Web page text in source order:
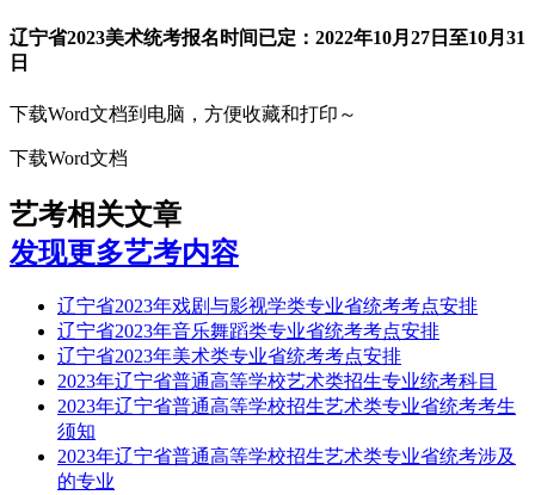
辽宁省2023美术统考报名时间已定：2022年10月27日至10月31
日
下载Word文档到电脑，方便收藏和打印～
下载Word文档
艺考相关文章
发现更多艺考内容
辽宁省2023年戏剧与影视学类专业省统考考点安排
辽宁省2023年音乐舞蹈类专业省统考考点安排
辽宁省2023年美术类专业省统考考点安排
2023年辽宁省普通高等学校艺术类招生专业统考科目
2023年辽宁省普通高等学校招生艺术类专业省统考考生
须知
2023年辽宁省普通高等学校招生艺术类专业省统考涉及
的专业